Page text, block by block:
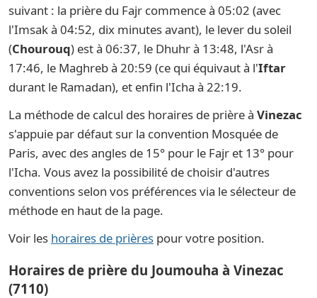
suivant : la prière du Fajr commence à 05:02 (avec
l'Imsak à 04:52, dix minutes avant), le lever du soleil
(Chourouq) est à 06:37, le Dhuhr à 13:48, l'Asr à
17:46, le Maghreb à 20:59 (ce qui équivaut à l'Iftar
durant le Ramadan), et enfin l'Icha à 22:19.
La méthode de calcul des horaires de prière à Vinezac
s'appuie par défaut sur la convention Mosquée de
Paris, avec des angles de 15° pour le Fajr et 13° pour
l'Icha. Vous avez la possibilité de choisir d'autres
conventions selon vos préférences via le sélecteur de
méthode en haut de la page.
Voir les horaires de prières pour votre position.
Horaires de prière du Joumouha à Vinezac
(7110)